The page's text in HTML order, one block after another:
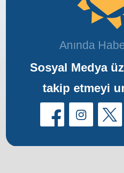
Anında
Sosyal Medya
takip etmeyi